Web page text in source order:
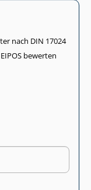
nach DIN 17024
bewerten